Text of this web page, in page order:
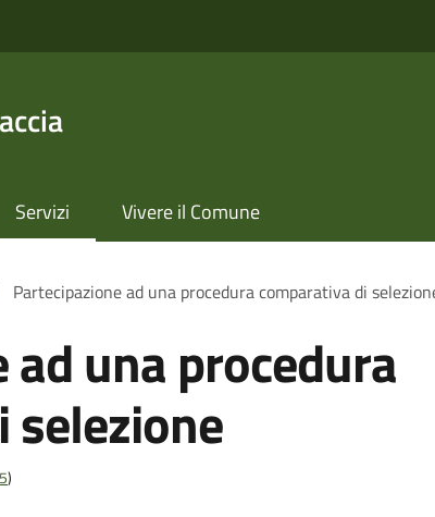
Servizi Vivere il Comune
Partecipazione ad una procedura comparativa di
una procedura
)